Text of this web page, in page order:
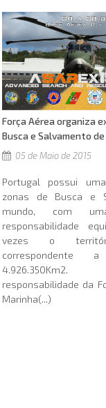
Força Aérea organiza
Busca e Salvamento
05 de Maio de 2015
Portugal possui
zonas de Busca e
mundo, com
responsabilidade
vezes o
responsabilidade da
Marinha(...)